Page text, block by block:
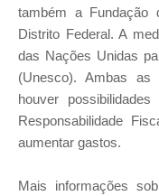
também a Fundação
Distrito Federal. A
das Nações Unidas
(Unesco). Ambas as
houver
Responsabilidade
aumentar gastos.
Mais informações